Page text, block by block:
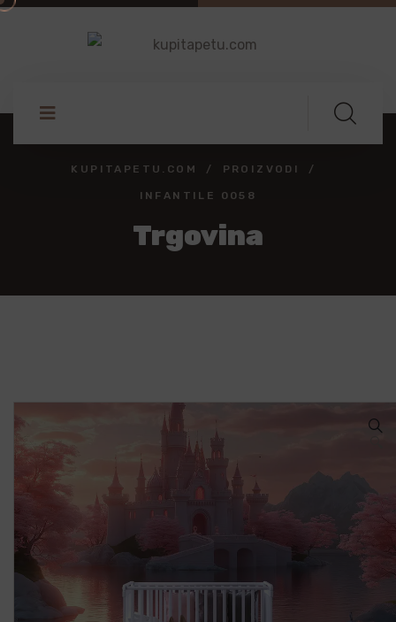
KUPITAPETU.COM PROIZVODI
INFANTILE 0058
Trgovina